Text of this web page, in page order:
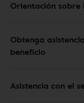
Orientación
Obtenga
beneficio
Asistencia con el